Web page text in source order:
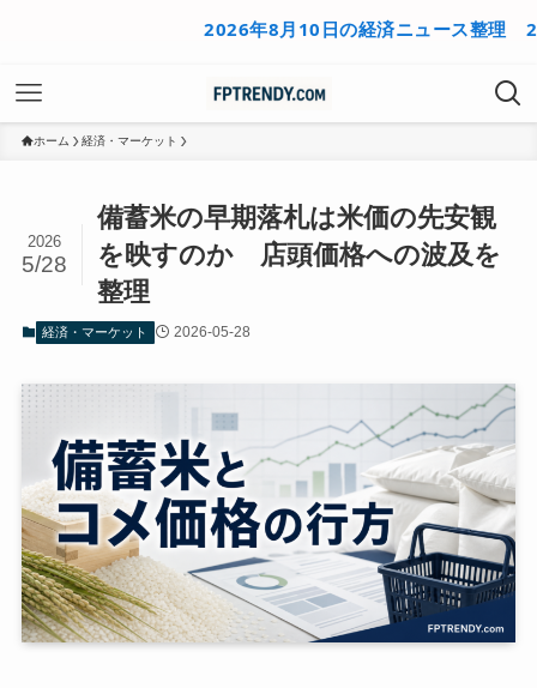
2026年8月10日の経済ニュース整理 2026年
ホーム 経済・マーケット
備蓄米の早期落札は米価の先安観
を映すのか 店頭価格への波及を
整理
2026
5/28
経済・マーケット 2026-05-28